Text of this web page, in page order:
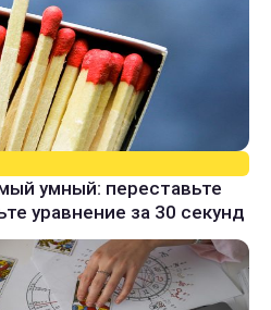
умный: переставьте
уравнение за 30 секунд